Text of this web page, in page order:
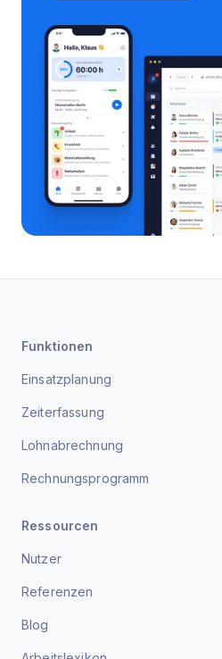
Funktionen
Einsatzplanung
Zeiterfassung
Lohnabrechnung
Rechnungsprogramm
Ressourcen
Nutzer
Referenzen
Blog